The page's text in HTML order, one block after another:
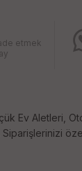
etmek
Ev Aletleri,